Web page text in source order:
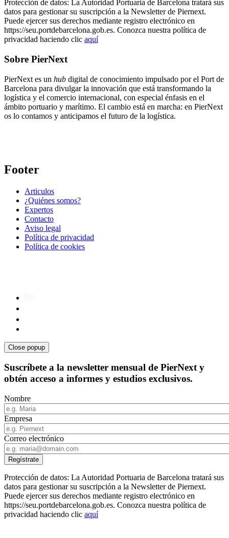
Protección de datos: La Autoridad Portuaria de Barcelona tratará sus
datos para gestionar su suscripción a la Newsletter de Piernext.
Puede ejercer sus derechos mediante registro electrónico en
https://seu.portdebarcelona.gob.es. Conozca nuestra política de
privacidad haciendo clic aquí
Sobre PierNext
PierNext es un hub digital de conocimiento impulsado por el Port de
Barcelona para divulgar la innovación que está transformando la
logística y el comercio internacional, con especial énfasis en el
ámbito portuario y marítimo. El cambio está en marcha: en PierNext
os lo contamos y anticipamos el futuro de la logística.
Footer
Articulos
¿Quiénes somos?
Expertos
Contacto
Aviso legal
Política de privacidad
Política de cookies
Close popup
Suscríbete a la newsletter mensual de PierNext y
obtén acceso a informes y estudios exclusivos.
Nombre
Empresa
Correo electrónico
Protección de datos: La Autoridad Portuaria de Barcelona tratará sus
datos para gestionar su suscripción a la Newsletter de Piernext.
Puede ejercer sus derechos mediante registro electrónico en
https://seu.portdebarcelona.gob.es. Conozca nuestra política de
privacidad haciendo clic aquí